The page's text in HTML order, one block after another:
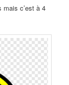
mais c’est à 4